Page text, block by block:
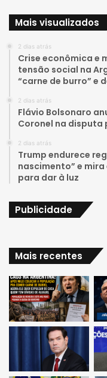
Mais visualizados
2 dias atrás
Crise econômica e
tensão social na
“carne de burro” e
2 dias atrás
Flávio Bolsonaro
Coronel na disputa
2 dias atrás
Trump endurece
nascimento” e
para dar à luz
Publicidade
Mais recentes